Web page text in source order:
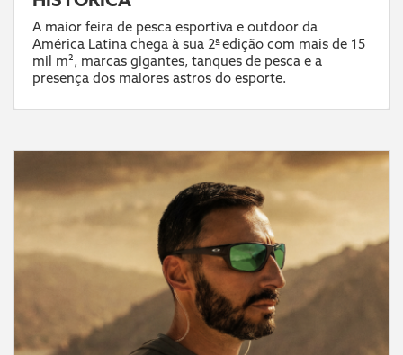
A maior feira de pesca esportiva e outdoor da
América Latina chega à sua 2ª edição com mais de 15
mil m², marcas gigantes, tanques de pesca e a
presença dos maiores astros do esporte.